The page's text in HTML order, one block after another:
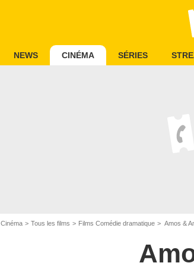
NEWS CINÉMA SÉRIES
Cinéma Tous les films Films Comédie dramatique Amos &